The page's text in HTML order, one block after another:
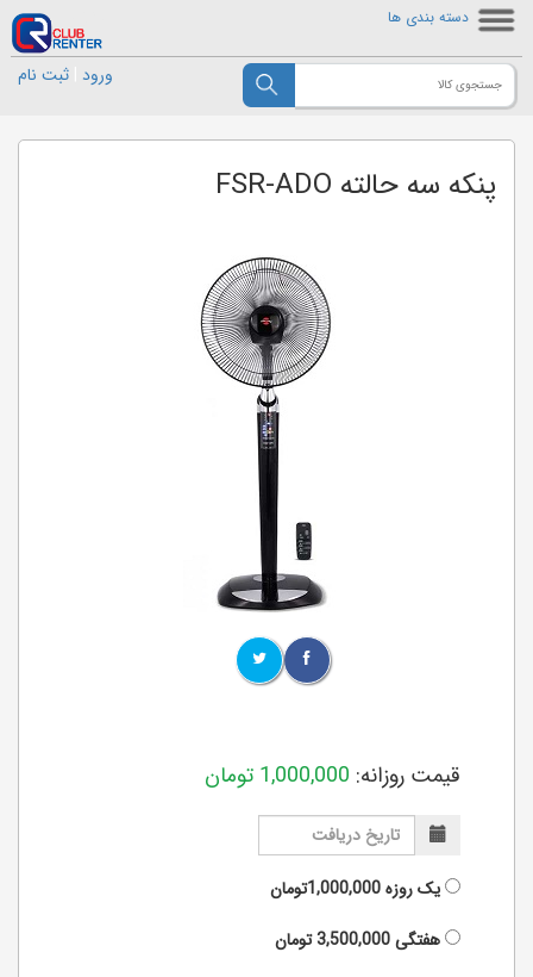
دسته بندی ها
ورود ثبت نام
پنکه سه حالته FSR-ADO
قیمت روزانه: 1,000,000 تومان
یک روزه1,000,000تومان
هفتگی3,500,000تومان